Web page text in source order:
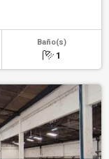
Baño(s)
1